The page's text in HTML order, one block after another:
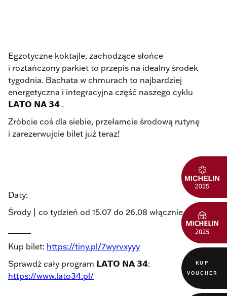
KUP
VOUCHER
Egzotyczne koktajle, zachodzące słońce
i roztańczony parkiet to przepis na idealny środek
tygodnia. Bachata w chmurach to najbardziej
energetyczna i integracyjna część naszego cyklu
𝗟𝗔𝗧𝗢 𝗡𝗔 𝟯𝟰 .
Zróbcie coś dla siebie, przełamcie środową rutynę
i zarezerwujcie bilet już teraz!
Daty:
Środy | co tydzień od 15.07 do 26.08 włącznie
Kup bilet: https://tiny.pl/7wyrvxyyy
Sprawdź cały program 𝗟𝗔𝗧𝗢 𝗡𝗔 𝟯𝟰:
https://www.lato34.pl/